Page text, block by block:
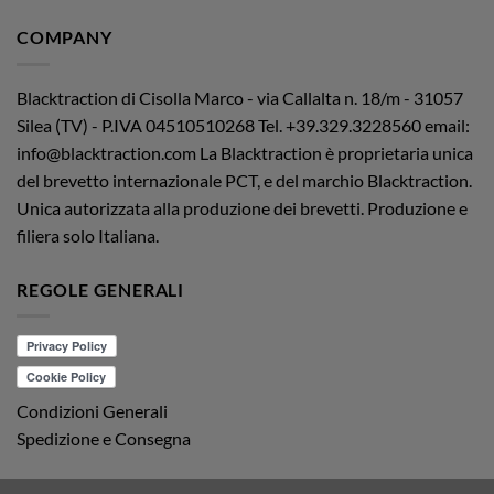
COMPANY
Blacktraction di Cisolla Marco - via Callalta n. 18/m - 31057
Silea (TV) - P.IVA 04510510268Tel. +39.329.3228560 email:
info@blacktraction.com La Blacktraction è proprietaria unica
del brevetto internazionale PCT, e del marchio Blacktraction.
Unica autorizzata alla produzione dei brevetti. Produzione e
filiera solo Italiana.
REGOLE GENERALI
Condizioni Generali
Spedizione e Consegna